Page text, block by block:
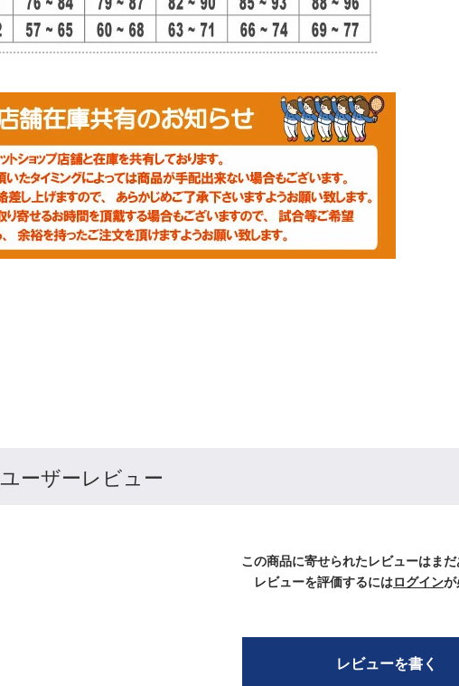
ユーザーレビュー
この商品に寄せられたレビューはまだ
レビューを評価するにはログインが
レビューを書く